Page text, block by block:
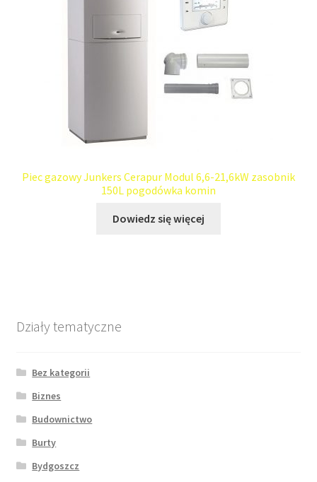
Piec gazowy Junkers Cerapur Modul 6,6-21,6kW zasobnik
150L pogodówka komin
Dowiedz się więcej
Działy tematyczne
Bez kategorii
Biznes
Budownictwo
Burty
Bydgoszcz